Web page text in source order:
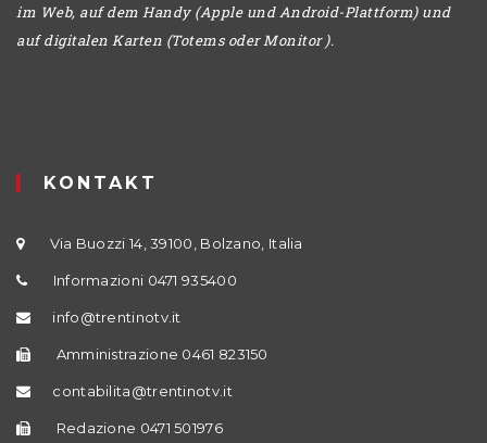
im Web, auf dem Handy (Apple und Android-Plattform) und
auf digitalen Karten (Totems oder Monitor ).
KONTAKT
Via Buozzi 14, 39100, Bolzano, Italia
Informazioni 0471 935400
info@trentinotv.it
Amministrazione 0461 823150
contabilita@trentinotv.it
Redazione 0471 501976